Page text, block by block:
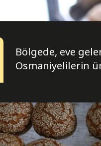
Bölgede, eve
Osmaniyelilerin